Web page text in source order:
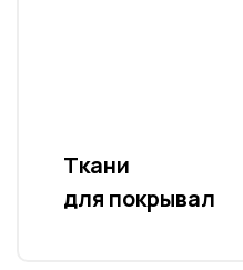
Ткани
для покрывал